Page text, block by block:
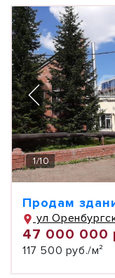
1/10
Продам
ул
47 000 000
117 500 руб./м²